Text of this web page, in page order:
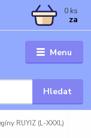
Menu
Hledat
0 ks
za
RUYIZ (L-XXXL)